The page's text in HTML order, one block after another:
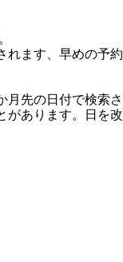
れます、早めの予約
月先の日付で検索さ
があります。日を改